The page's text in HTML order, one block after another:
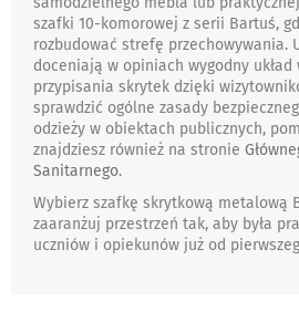
szafki 10-komorowej z serii Bartuś,
rozbudować strefę przechowywania.
doceniają w opiniach wygodny układ
przypisania skrytek dzięki
sprawdzić ogólne zasady
odzieży w obiektach publicznych,
znajdziesz również na stronie
Sanitarnego.
Wybierz szafkę skrytkową metalową
zaaranżuj przestrzeń tak, aby była
uczniów i opiekunów już od